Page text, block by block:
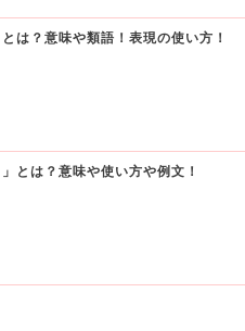
とは？意味や類語！表現の使い方！
とは？意味や使い方や例文！